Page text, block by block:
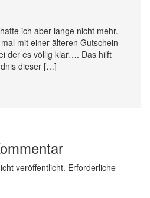
ich aber lange nicht mehr.
mit einer äl­teren Gut­schein-
der es völlig klar…. Das hilft
dieser […]
veröffentlicht. Erforderliche